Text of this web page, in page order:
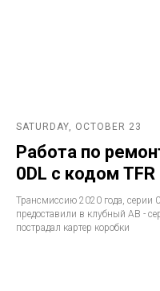
SATURDAY, OCTOBER 23
Работа по
0DL с кодом TFR
Трансмиссию 2020 года, серии
предоставили в клубный АВ -
пострадал картер коробки